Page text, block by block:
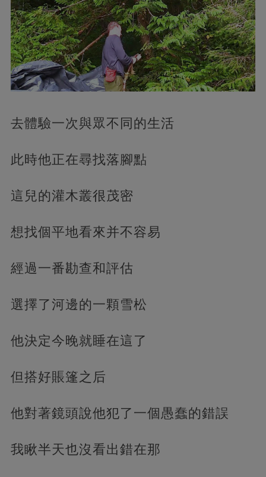
去體驗一次與眾不同的生活
此時他正在尋找落腳點
這兒的灌木叢很茂密
想找個平地看來并不容易
經過一番勘查和評估
選擇了河邊的一顆雪松
他決定今晚就睡在這了
但搭好賬篷之后
他對著鏡頭說他犯了一個愚蠢的錯誤
我瞅半天也沒看出錯在那